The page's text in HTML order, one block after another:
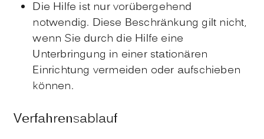
Die Hilfe ist nur vorübergehend
notwendig. Diese Beschränkung gilt nicht,
wenn Sie durch die Hilfe eine
Unterbringung in einer stationären
Einrichtung vermeiden oder aufschieben
können.
Verfahrensablauf